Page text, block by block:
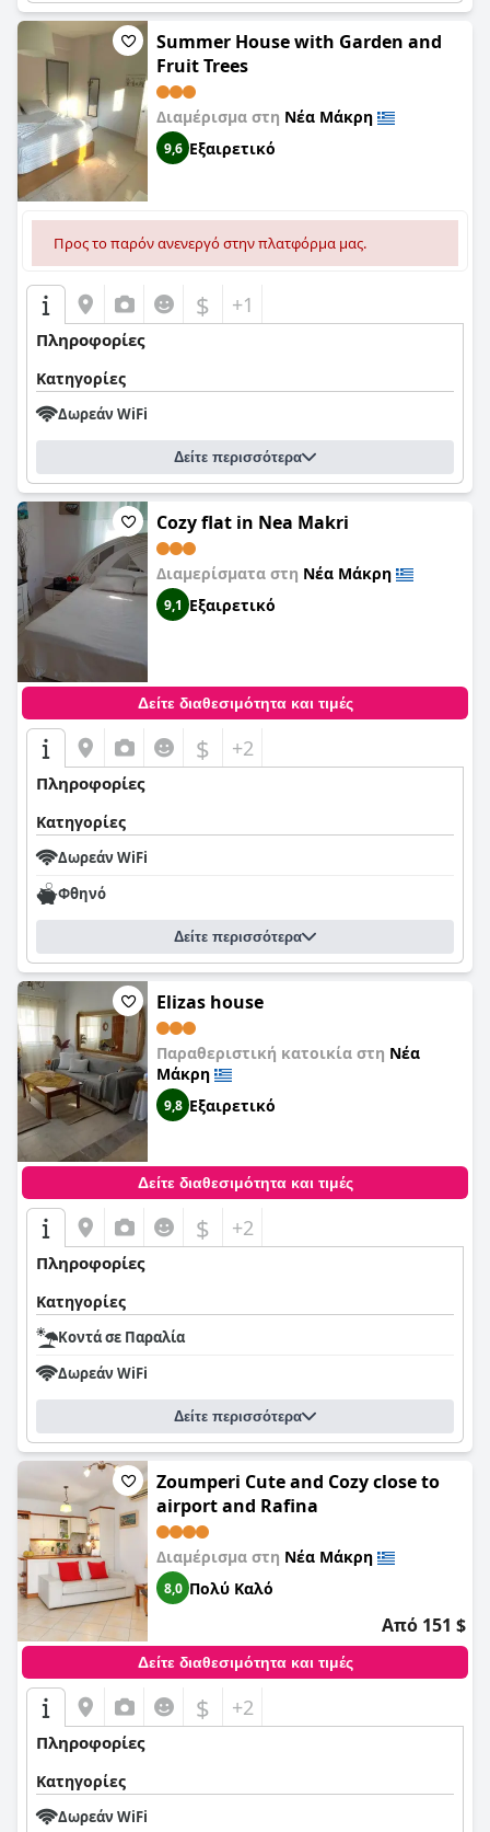
Summer House with Garden and
Fruit Trees
Διαμέρισμα στη Νέα Μάκρη
9,6 Εξαιρετικό
Προς το παρόν ανενεργό στην πλατφόρμα μας.
$ +1
Πληροφορίες
Κατηγορίες
Δωρεάν WiFi
Δείτε περισσότερα
Cozy flat in Nea Makri
Διαμερίσματα στη Νέα Μάκρη
9,1 Εξαιρετικό
Δείτε διαθεσιμότητα και τιμές
$ +2
Πληροφορίες
Κατηγορίες
Δωρεάν WiFi
Φθηνό
Δείτε περισσότερα
Elizas house
Παραθεριστική κατοικία στη Νέα
Μάκρη
9,8 Εξαιρετικό
Δείτε διαθεσιμότητα και τιμές
$ +2
Πληροφορίες
Κατηγορίες
Κοντά σε Παραλία
Δωρεάν WiFi
Δείτε περισσότερα
Zoumperi Cute and Cozy close to
airport and Rafina
Διαμέρισμα στη Νέα Μάκρη
8,0 Πολύ Καλό
Από 151 $
Δείτε διαθεσιμότητα και τιμές
$ +2
Πληροφορίες
Κατηγορίες
Δωρεάν WiFi